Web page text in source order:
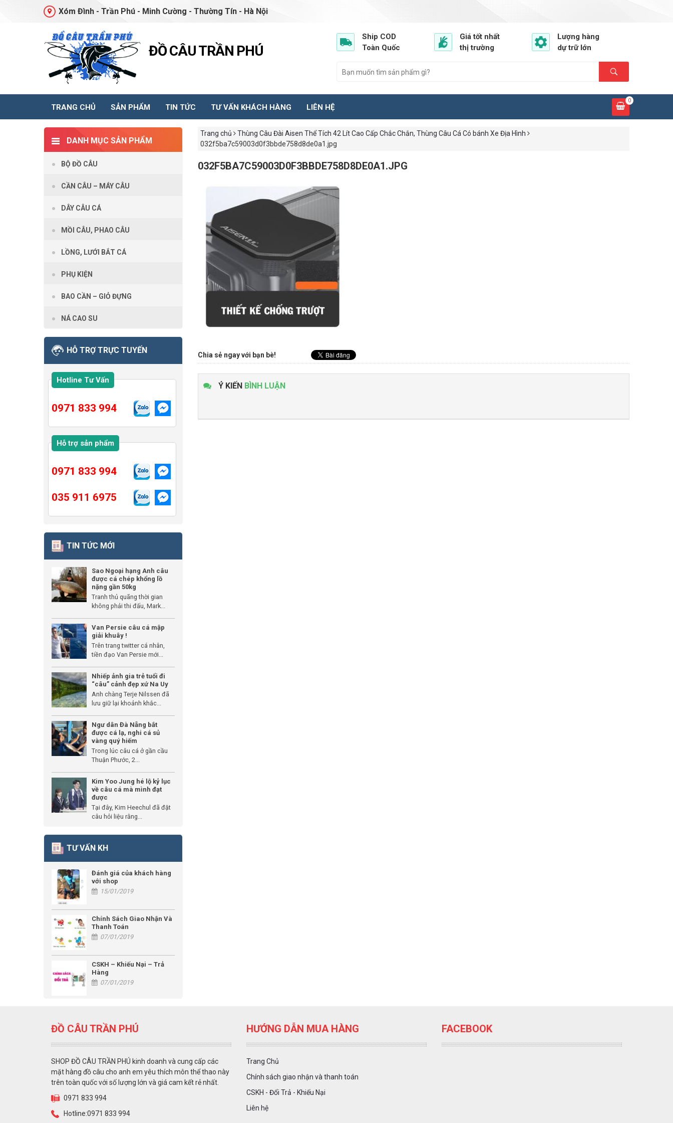
Xóm Đình - Trần Phú - Minh Cường - Thường Tín - Hà Nội
ĐỒ CÂU TRẦN PHÚ
Ship COD
Toàn Quốc
Giá tốt nhất
thị trường
Lượng hàng
dự trữ lớn
TRANG CHỦ SẢN PHẨM TIN TỨC TƯ VẤN KHÁCH HÀNG LIÊN HỆ
0
Trang chủ
Thùng Câu Đài Aisen Thể Tích 42 Lít Cao Cấp Chắc Chắn, Thùng Câu Cá Có bánh Xe Địa Hình
032f5ba7c59003d0f3bbde758d8de0a1.jpg
032F5BA7C59003D0F3BBDE758D8DE0A1.JPG
Chia sẻ ngay với bạn bè!
Ý KIẾN BÌNH LUẬN
DANH MỤC SẢN PHẨM
BỘ ĐỒ CÂU
CẦN CÂU – MÁY CÂU
DÂY CÂU CÁ
MỒI CÂU, PHAO CÂU
LỒNG, LƯỚI BẮT CÁ
PHỤ KIỆN
BAO CẦN – GIỎ ĐỰNG
NÁ CAO SU
HỖ TRỢ TRỰC TUYẾN
Hotline Tư Vấn
0971 833 994
Hỗ trợ sản phẩm
0971 833 994
035 911 6975
TIN TỨC MỚI
Sao Ngoại hạng Anh câu
được cá chép khổng lồ
nặng gần 50kg
Tranh thủ quãng thời gian
không phải thi đấu, Mark...
Van Persie câu cá mập
giải khuây !
Trên trang twitter cá nhân,
tiền đạo Van Persie mới...
Nhiếp ảnh gia trẻ tuổi đi
“câu” cảnh đẹp xứ Na Uy
Anh chàng Terje Nilssen đã
lưu giữ lại khoảnh khắc...
Ngư dân Đà Nẵng bắt
được cá lạ, nghi cá sủ
vàng quý hiếm
Trong lúc câu cá ở gần cầu
Thuận Phước, 2...
Kim Yoo Jung hé lộ kỷ lục
về câu cá mà mình đạt
được
Tại đây, Kim Heechul đã đặt
câu hỏi liệu rằng...
TƯ VẤN KH
Đánh giá của khách hàng
với shop
15/01/2019
Chính Sách Giao Nhận Và
Thanh Toán
07/01/2019
CSKH – Khiếu Nại – Trả
Hàng
07/01/2019
ĐỒ CÂU TRẦN PHÚ
SHOP ĐỒ CÂU TRẦN PHÚ kinh doanh và cung cấp các
mặt hàng đồ câu cho anh em yêu thích môn thể thao này
trên toàn quốc với số lượng lớn và giá cam kết rẻ nhất.
0971 833 994
Hotline:0971 833 994
HƯỚNG DẪN MUA HÀNG
Trang Chủ
Chính sách giao nhận và thanh toán
CSKH - Đổi Trả - Khiếu Nại
Liên hệ
FACEBOOK